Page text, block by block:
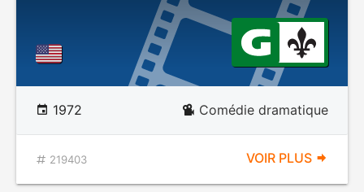
1972 Comédie dramatique
219403 VOIR PLUS